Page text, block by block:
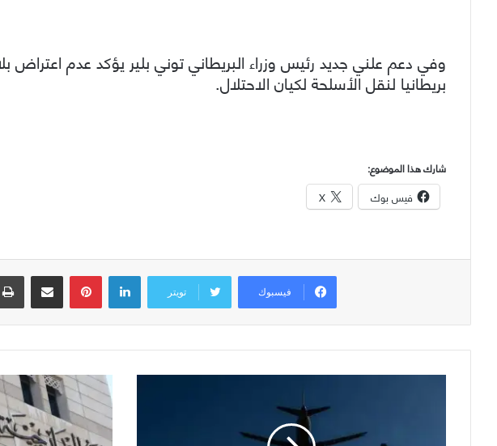
وفي دعم علني جديد رئيس وزراء البريطاني توني بلير يؤكد عدم اعتراض
بريطانيا لنقل الأسلحة لكيان الاحتلال.
شارك هذا الموضوع:
فيس بوك X
فيسبوك تويتر
لينكدإن بينتيريست مشاركة عبر البريد